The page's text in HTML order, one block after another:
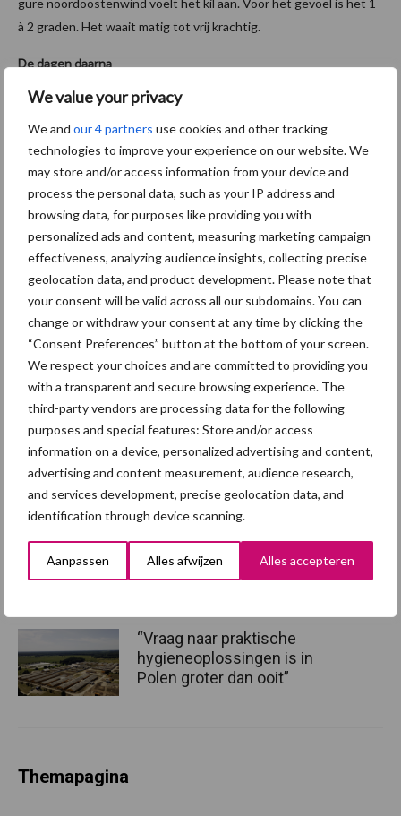
We value your privacy
We and our 4 partners use cookies and other tracking
technologies to improve your experience on our website. We
may store and/or access information from your device and
process the personal data, such as your IP address and
browsing data, for purposes like providing you with
personalized ads and content, measuring marketing campaign
effectiveness, analyzing audience insights, collecting precise
geolocation data, and product development. Please note that
your consent will be valid across all our subdomains. You can
change or withdraw your consent at any time by clicking the
“Consent Preferences” button at the bottom of your screen.
We respect your choices and are committed to providing you
with a transparent and secure browsing experience. The
third-party vendors are processing data for the following
purposes and special features: Store and/or access
information on a device, personalized advertising and content,
advertising and content measurement, audience research,
and services development, precise geolocation data, and
identification through device scanning.
Aanpassen Alles afwijzen Alles accepteren
à 2 graden. Het waait matig tot vrij krachtig.
De dagen daarna
maxima van 2-4 graden is het veel kouder dan de gebruikelijke 7-8
graden. Het weerbeeld bestaat uit wolkenvelden en zonnige
momenten. Op de Wadden is kans op een bui met hagel en
smeltende sneeuw. In de nachten kan het afkoelen naar -2 tot -4
graden. Woensdag en met name donderdag kan ook elders in het
land neerslag in de vorm van smeltende sneeuw vallen. Volgend
maxima van 2-5 graden.
Bron: Weeronline, Weerplaza, 16-11-2018
Aanbevolen voor jou!
Britse varkenssector vreest
afzetcrisis in het najaar
Grondstoffenmarkt blijft
grillig: droogte en
geopolitiek houden handel
in de greep
“Vraag naar praktische
hygieneoplossingen is in
Polen groter dan ooit”
Themapagina